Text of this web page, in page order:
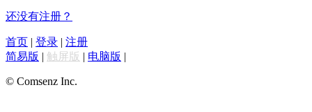
还没有注册？
首页 | 登录 | 注册
简易版 | 触屏版 | 电脑版 |
© Comsenz Inc.